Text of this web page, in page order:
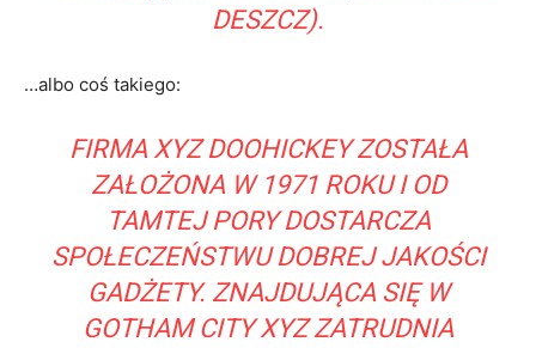
DESZCZ).
…albo coś takiego:
FIRMA XYZ DOOHICKEY ZOSTAŁA
ZAŁOŻONA W 1971 ROKU I OD
TAMTEJ PORY DOSTARCZA
SPOŁECZEŃSTWU DOBREJ JAKOŚCI
GADŻETY. ZNAJDUJĄCA SIĘ W
GOTHAM CITY XYZ ZATRUDNIA